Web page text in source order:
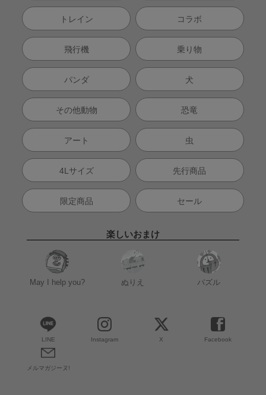
トレイン コラボ
飛行機 乗り物
パンダ 犬
その他動物 恐竜
アート 虫
4Lサイズ 先行商品
限定商品 セール
楽しいおまけ
May I help you? ぬりえ パズル
LINE Instagram X Facebook
メルマガジーヌ!